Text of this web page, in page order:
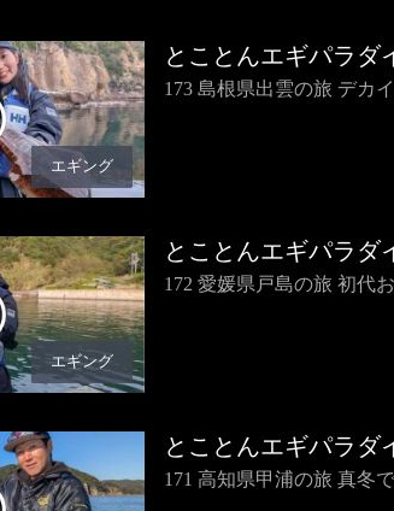
エギング
とことんエギパラダ
173 島根県出雲の旅 デカ
エギング
とことんエギパラダ
172 愛媛県戸島の旅 初代
とことんエギパラダ
171 高知県甲浦の旅 真冬